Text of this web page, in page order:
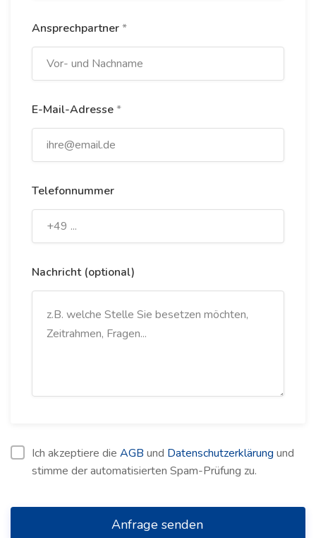
Ansprechpartner*
E-Mail-Adresse*
Telefonnummer
Nachricht (optional)
Ich akzeptiere die AGB und Datenschutzerklärung und
stimme der automatisierten Spam-Prüfung zu.
Anfrage senden